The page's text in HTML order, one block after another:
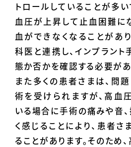
トロールしていることが多
血圧が上昇して止血困難に
血ができなくなることがあ
科医と連携し、インプラン
態か否かを確認する必要があ
また多くの患者さまは、問
術を受けられますが、高血
いる場合に手術の痛みや音
く感じることにより、患者
ることがあります。そのため